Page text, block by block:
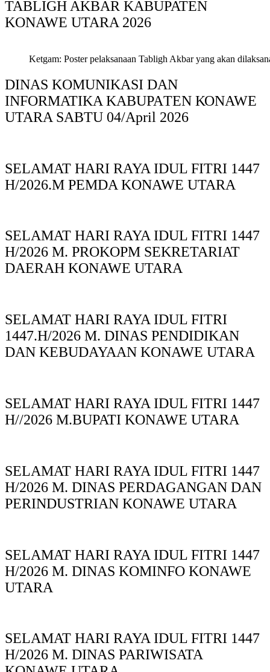
TABLIGH AKBAR KABUPATEN
KONAWE UTARA 2026
Ketgam: Poster pelaksanaan Tabligh Akbar yang akan
DINAS KOMUNIKASI DAN
INFORMATIKA KABUPAΤΕΝ ΚΟNAWE
UTARA SABTU 04/April 2026
SELAMAT HARI RAYA IDUL FITRI 1447
H/2026.M PEMDA KONAWE UTARA
SELAMAT HARI RAYA IDUL FITRI 1447
H/2026 M. PROKOPM SEKRETARIAT
DAERAH KONAWE UTARA
SELAMAT HARI RAYA IDUL FITRI
1447.H/2026 M. DINAS PENDIDIKAN
DAN KEBUDAYAAN KONAWE UTARA
SELAMAT HARI RAYA IDUL FITRI 1447
H//2026 M.BUPATI KONAWE UTARA
SELAMAT HARI RAYA IDUL FITRI 1447
H/2026 M. DINAS PERDAGANGAN DAN
PERINDUSTRIAN KONAWE UTARA
SELAMAT HARI RAYA IDUL FITRI 1447
H/2026 M. DINAS KOMINFO KONAWE
UTARA
SELAMAT HARI RAYA IDUL FITRI 1447
H/2026 M. DINAS PARIWISATA